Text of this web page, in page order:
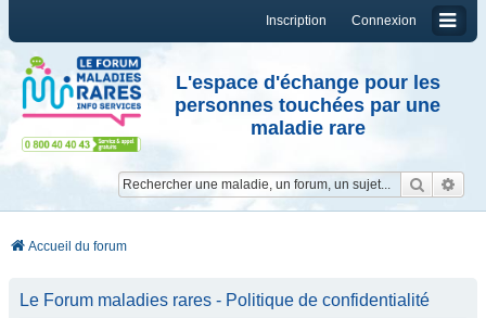
Connexion
Inscription
L'espace d'échange pour les
personnes touchées par une
maladie rare
Accueil du forum
Le Forum maladies rares - Politique de confidentialité